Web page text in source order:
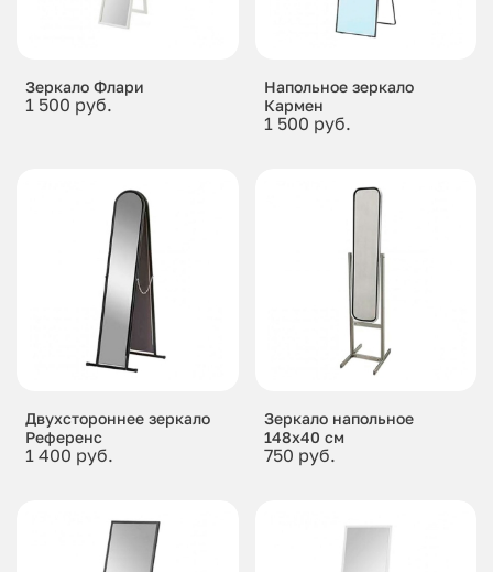
Зеркало Флари
1 500 руб.
Напольное зеркало
Кармен
1 500 руб.
Двухстороннее зеркало
Референс
1 400 руб.
Зеркало напольное
148x40 см
750 руб.